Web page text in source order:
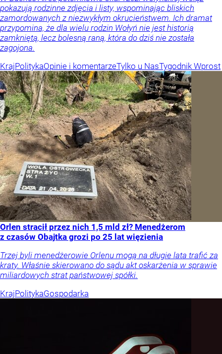
pokazują rodzinne zdjęcia i listy, wspominając bliskich
zamordowanych z niezwykłym okrucieństwem. Ich dramat
przypomina, że dla wielu rodzin Wołyń nie jest historią
zamkniętą, lecz bolesną raną, która do dziś nie została
zagojona.
KrajPolitykaOpinie i komentarzeTylko u NasTygodnik Wprost
Orlen stracił przez nich 1,5 mld zł? Menedżerom
z czasów Obajtka grozi po 25 lat więzienia
Trzej byli menedżerowie Orlenu mogą na długie lata trafić za
kraty. Właśnie skierowano do sądu akt oskarżenia w sprawie
miliardowych strat państwowej spółki.
KrajPolitykaGospodarka